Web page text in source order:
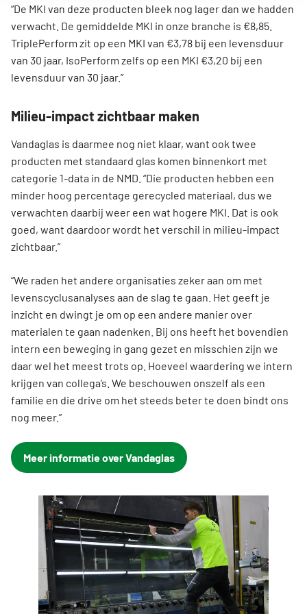
“De MKI van deze producten bleek nog lager dan we hadden
verwacht. De gemiddelde MKI in onze branche is €8,85.
TriplePerform zit op een MKI van €3,78 bij een levensduur
van 30 jaar, IsoPerform zelfs op een MKI €3,20 bij een
levensduur van 30 jaar.”
Milieu-impact zichtbaar maken
Vandaglas is daarmee nog niet klaar, want ook twee
producten met standaard glas komen binnenkort met
categorie 1-data in de NMD. “Die producten hebben een
minder hoog percentage gerecycled materiaal, dus we
verwachten daarbij weer een wat hogere MKI. Dat is ook
goed, want daardoor wordt het verschil in milieu-impact
zichtbaar.”
“We raden het andere organisaties zeker aan om met
levenscyclusanalyses aan de slag te gaan. Het geeft je
inzicht en dwingt je om op een andere manier over
materialen te gaan nadenken. Bij ons heeft het bovendien
intern een beweging in gang gezet en misschien zijn we
daar wel het meest trots op. Hoeveel waardering we intern
krijgen van collega’s. We beschouwen onszelf als een
familie en die drive om het steeds beter te doen bindt ons
nog meer.”
Meer informatie over Vandaglas